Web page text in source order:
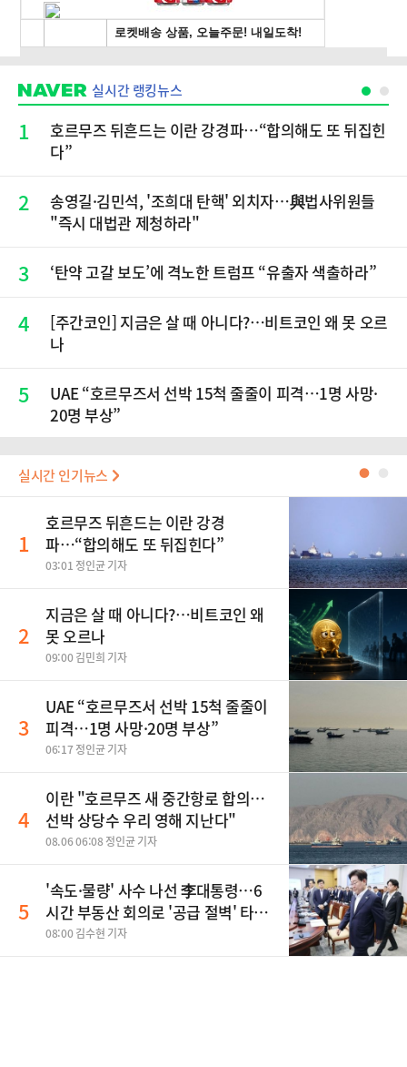
실시간 랭킹뉴스
1
호르무즈 뒤흔드는 이란 강경파…“합의해도 또 뒤집힌
다”
2
송영길·김민석, '조희대 탄핵' 외치자…與법사위원들
"즉시 대법관 제청하라"
3 ‘탄약 고갈 보도’에 격노한 트럼프 “유출자 색출하라”
4
[주간코인] 지금은 살 때 아니다?…비트코인 왜 못 오르
나
5
UAE “호르무즈서 선박 15척 줄줄이 피격…1명 사망·
20명 부상”
실시간 인기뉴스 ●
1
호르무즈 뒤흔드는 이란 강경
파…“합의해도 또 뒤집힌다”
03:01 정인균 기자
2
지금은 살 때 아니다?…비트코인 왜
못 오르나
09:00 김민희 기자
3
UAE “호르무즈서 선박 15척 줄줄이
피격…1명 사망·20명 부상”
06:17 정인균 기자
4
이란 "호르무즈 새 중간항로 합의…
선박 상당수 우리 영해 지난다"
08.06 06:08 정인균 기자
5
'속도·물량' 사수 나선 李대통령…6
시간 부동산 회의로 '공급 절벽' 타개
총력전
08:00 김수현 기자